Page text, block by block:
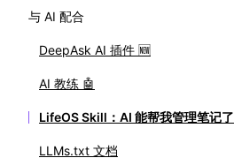
与 AI 配合
DeepAsk AI 插件 🆕
AI 教练 🤖
LifeOS Skill：AI 能帮我管理笔记了
LLMs.txt 文档